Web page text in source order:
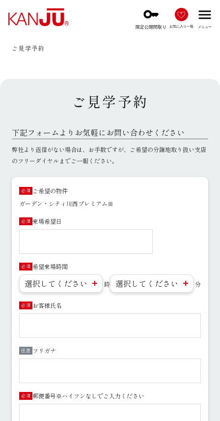
key
限定公開間取り お気に入り一覧
menu
メニュー
ご見学予約
ご見学予約
下記フォームよりお気軽にお問い合わせください
弊社より返信がない場合は、お手数ですが、ご希望の分譲地取り扱い支店
のフリーダイヤルまでご一報ください。
必須 ご希望の物件
ガーデン・シティ川西プレミアムⅢ
必須 来場希望日
必須 希望来場時間
時 分
必須 お客様氏名
任意 フリガナ
必須 郵便番号※ハイフンなしでご入力ください